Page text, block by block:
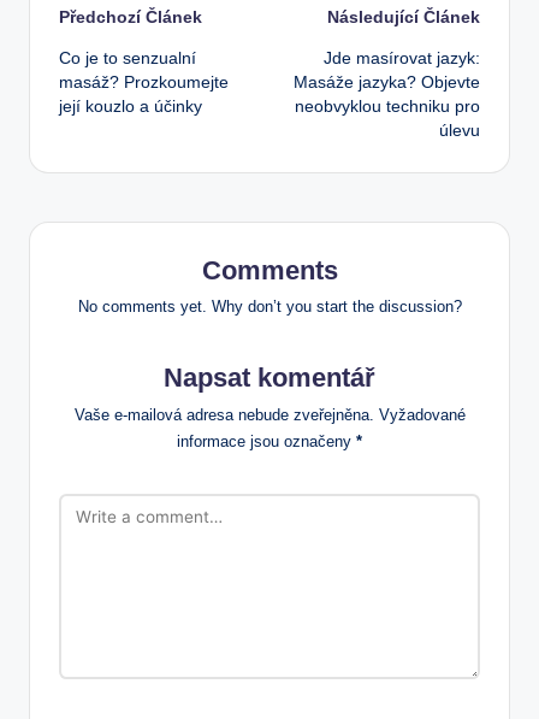
Post
navigation
Předchozí Článek
Co je to senzualní
masáž? Prozkoumejte
její kouzlo a účinky
Následující Článek
Jde masírovat jazyk:
Masáže jazyka? Objevte
neobvyklou techniku pro
úlevu
Comments
No comments yet. Why don’t you start the discussion?
Napsat komentář
Vaše e-mailová adresa nebude zveřejněna. Vyžadované
informace jsou označeny *